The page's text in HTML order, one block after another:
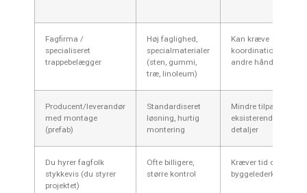
Fagfirma /
specialiseret
trappebelægger
Høj faglighed,
specialmaterialer
(sten, gummi,
træ, linoleum)
Kan kræve
koordination med
andre håndværkere
Producent/leverandør
med montage
(prefab)
Standardiseret
løsning, hurtig
montering
Mindre tilpasning til
eksisterende
detaljer
Du hyrer fagfolk
stykkevis (du styrer
projektet)
Ofte billigere,
større kontrol
Kræver tid og